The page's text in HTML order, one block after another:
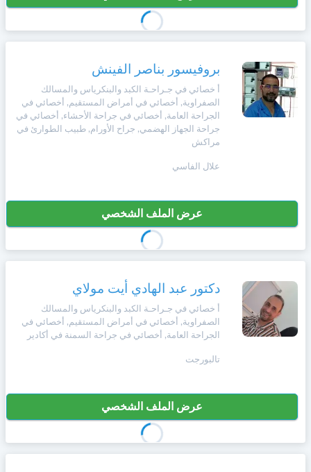
بروفيسور بناصر الفينش
أ خصائي في جـراحـة الكبد والبنكرياس والمسالك
الصفراوية, أخصائي في أمراض المستقيم, أخصائي في
الجراحة العامة, أخصائي في جراحة الأحشاء, أخصائي في
جراحة الجهاز الهضمي, جراح الأورام, طبيب الطوارئ في
مراكش
علال الفاسي
عرض الملف الشخصي
دكتور عبد الهادي أيت مولاي
أ خصائي في جـراحـة الكبد والبنكرياس والمسالك
الصفراوية, أخصائي في أمراض المستقيم, أخصائي في
الجراحة العامة, أخصائي في جراحة السمنة في أكادير
تالبورجت
عرض الملف الشخصي